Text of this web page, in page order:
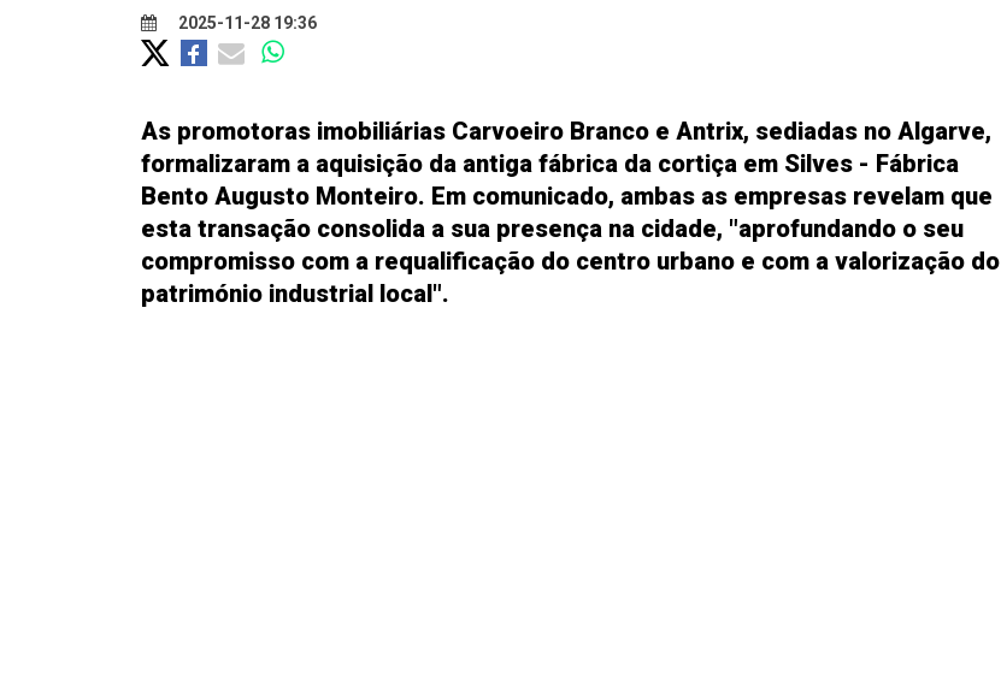
2025-11-28 19:36
As promotoras imobiliárias Carvoeiro Branco e Antrix, sediadas no Algarve,
formalizaram a aquisição da antiga fábrica da cortiça em Silves - Fábrica
Bento Augusto Monteiro. Em comunicado, ambas as empresas revelam que
esta transação consolida a sua presença na cidade, "aprofundando o seu
compromisso com a requalificação do centro urbano e com a valorização do
património industrial local".